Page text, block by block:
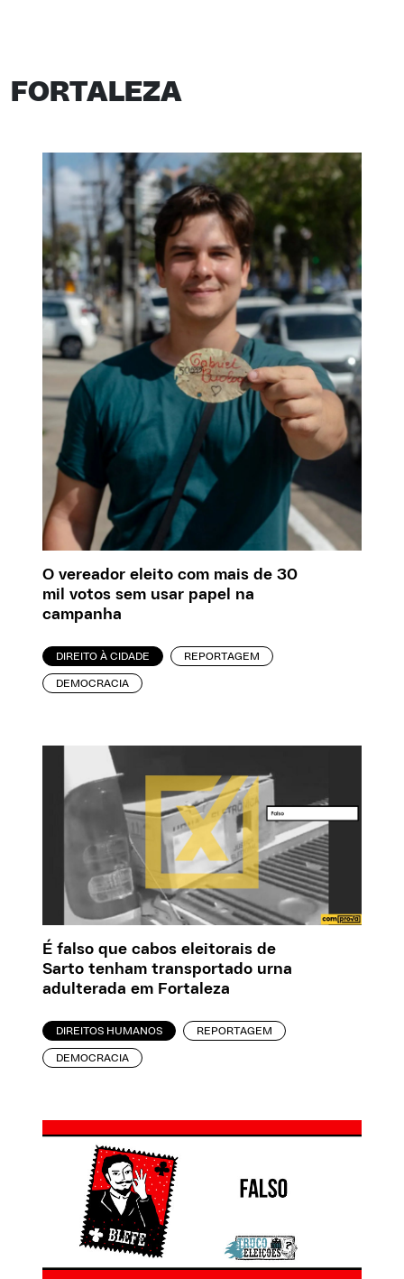
FORTALEZA
O vereador eleito com mais de 30
mil votos sem usar papel na
campanha
DIREITO À CIDADE REPORTAGEM
DEMOCRACIA
É falso que cabos eleitorais de
Sarto tenham transportado urna
adulterada em Fortaleza
DIREITOS HUMANOS REPORTAGEM
DEMOCRACIA